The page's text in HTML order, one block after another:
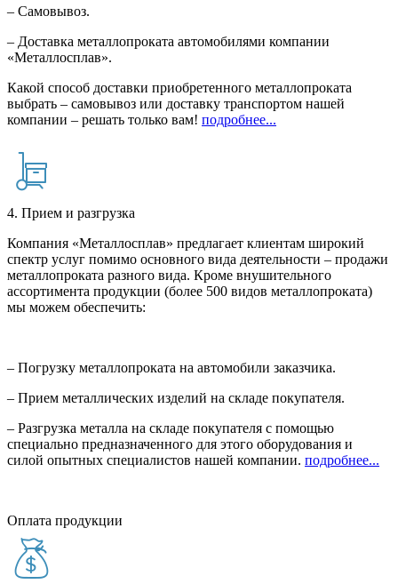
– Самовывоз.
– Доставка металлопроката автомобилями компании
«Металлосплав».
Какой способ доставки приобретенного металлопроката
выбрать – самовывоз или доставку транспортом нашей
компании – решать только вам! подробнее...
4. Прием и разгрузка
Компания «Металлосплав» предлагает клиентам широкий
спектр услуг помимо основного вида деятельности – продажи
металлопроката разного вида. Кроме внушительного
ассортимента продукции (более 500 видов металлопроката)
мы можем обеспечить:
– Погрузку металлопроката на автомобили заказчика.
– Прием металлических изделий на складе покупателя.
– Разгрузка металла на складе покупателя с помощью
специально предназначенного для этого оборудования и
силой опытных специалистов нашей компании. подробнее...
Оплата продукции